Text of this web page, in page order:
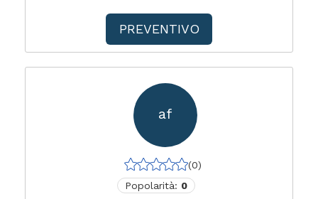
PREVENTIVO
af
(0)
Popolarità: 0